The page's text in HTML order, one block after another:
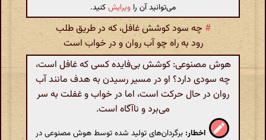
می‌توانید آن را ویرایشکنید.
# چه سود کوشش غافل، که در طریق طلب
رود به راه چو آب روان و در خواب است
هوش مصنوعی: کوشش بی‌فایده کسی که غافل است،
چه سودی دارد؟ او در مسیر رسیدن به هدف مانند آب
روان در حال حرکت است، اما در خواب و غفلت به سر
می‌برد و ناآگاه است.
اخطار: برگردان‌های تولید شده توسط هوش مصنوعی در